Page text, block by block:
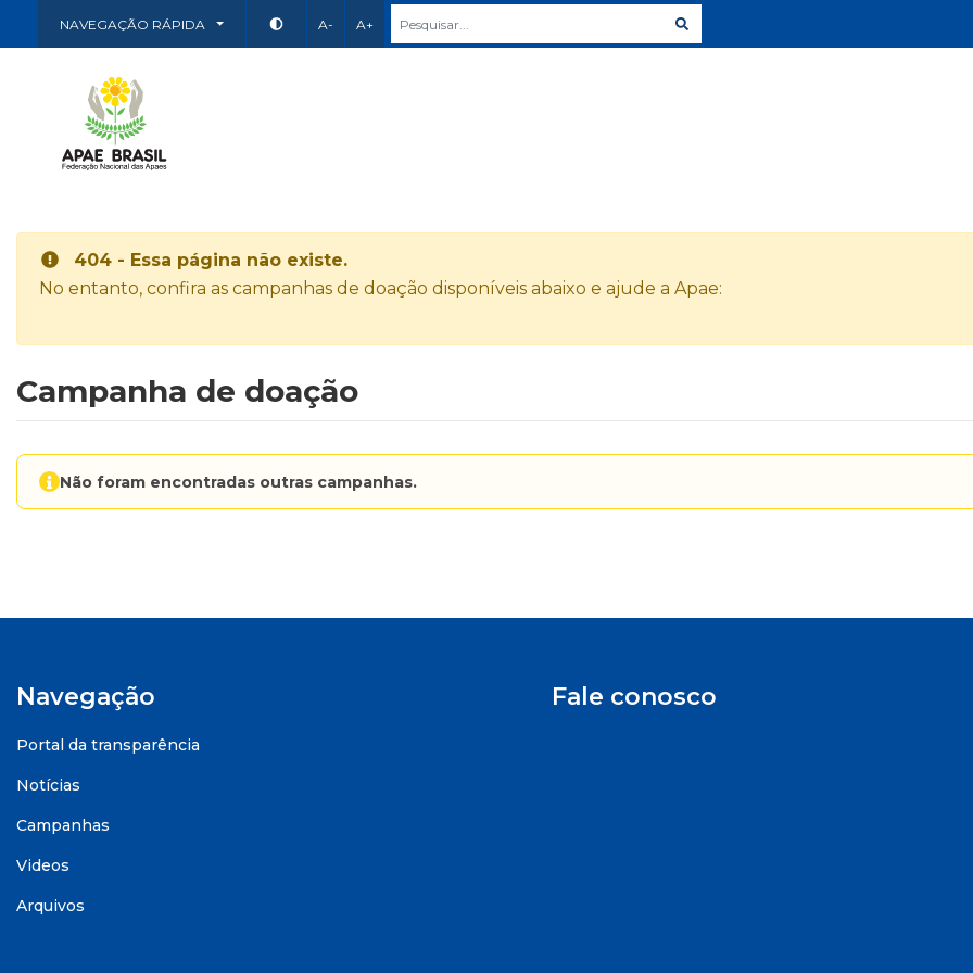
NAVEGAÇÃO RÁPIDA A- A+
404 - Essa página não existe.
No entanto, confira as campanhas de doação disponíveis abaixo e ajude a Apae:
Campanha de doação
Não foram encontradas outras campanhas.
Navegação
Portal da transparência
Notícias
Campanhas
Videos
Arquivos
Fale conosco